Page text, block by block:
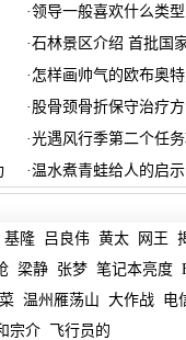
·领导一般喜欢什么类
·石林景区介绍 首批国
· 怎样画帅气的欧布奥
· 股骨颈骨折保守治疗
·光遇风行季第二个任
·温水煮青蛙给人的启
基隆 吕良伟 黄太 网王
梁静 张梦 笔记本亮度
温州雁荡山 大作战
电
宗介 飞行员的